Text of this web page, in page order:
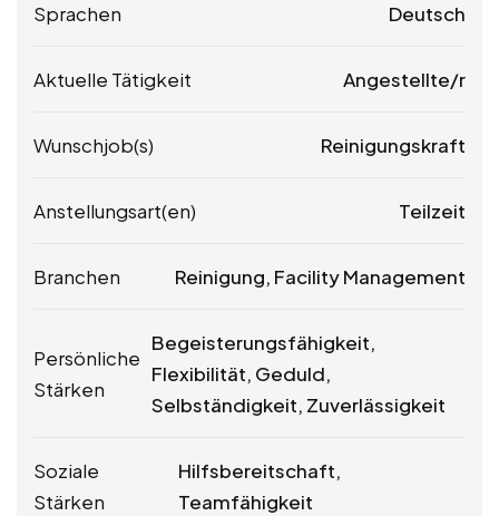
Sprachen Deutsch
Aktuelle Tätigkeit Angestellte/r
Wunschjob(s) Reinigungskraft
Anstellungsart(en) Teilzeit
Branchen Reinigung, Facility Management
Persönliche
Stärken
Begeisterungsfähigkeit,
Flexibilität, Geduld,
Selbständigkeit, Zuverlässigkeit
Soziale
Stärken
Hilfsbereitschaft,
Teamfähigkeit